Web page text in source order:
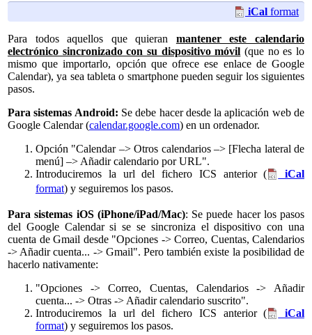
iCal format
Para todos aquellos que quieran mantener este calendario
electrónico sincronizado con su dispositivo móvil (que no es lo
mismo que importarlo, opción que ofrece ese enlace de Google
Calendar), ya sea tableta o smartphone pueden seguir los siguientes
pasos.
Para sistemas Android: Se debe hacer desde la aplicación web de
Google Calendar (calendar.google.com) en un ordenador.
Opción "Calendar –> Otros calendarios –> [Flecha lateral de
menú] –> Añadir calendario por URL".
Introduciremos la url del fichero ICS anterior (
iCal
format) y seguiremos los pasos.
Para sistemas iOS (iPhone/iPad/Mac): Se puede hacer los pasos
del Google Calendar si se se sincroniza el dispositivo con una
cuenta de Gmail desde "Opciones -> Correo, Cuentas, Calendarios
-> Añadir cuenta... -> Gmail". Pero también existe la posibilidad de
hacerlo nativamente:
"Opciones -> Correo, Cuentas, Calendarios -> Añadir
cuenta... -> Otras -> Añadir calendario suscrito".
Introduciremos la url del fichero ICS anterior (
iCal
format) y seguiremos los pasos.